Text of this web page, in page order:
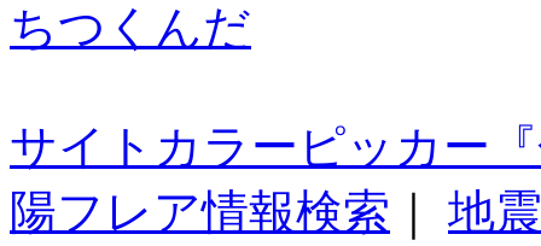
ちつくんだ
サイトカラーピッカー
陽フレア情報検索
地